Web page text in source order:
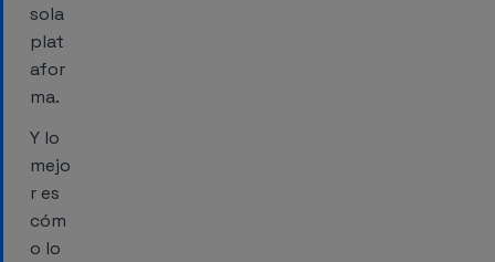
sola
plat
afor
ma.
Y lo
mejo
r es
cóm
o lo